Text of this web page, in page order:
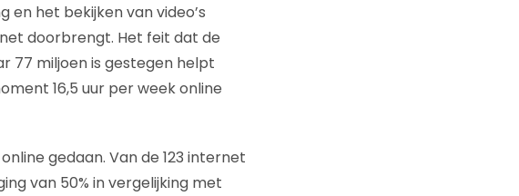
en het bekijken van video’s
doorbrengt. Het feit dat de
77 miljoen is gestegen helpt
16,5 uur per week online
gedaan. Van de 123 internet
van 50% in vergelijking met